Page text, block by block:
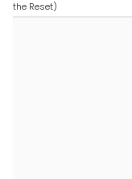
the Reset)